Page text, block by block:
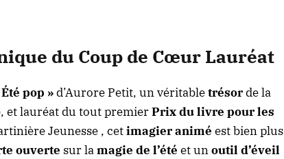
du Coup de Cœur Lauréat
pop »d’Aurore Petit, un véritabletrésorde la
, et lauréat du tout premierPrix du livre pour les
Jeunesse , cetimagier animé est bien plus
ouverte sur lamagie de l’été et unoutil d’éveil